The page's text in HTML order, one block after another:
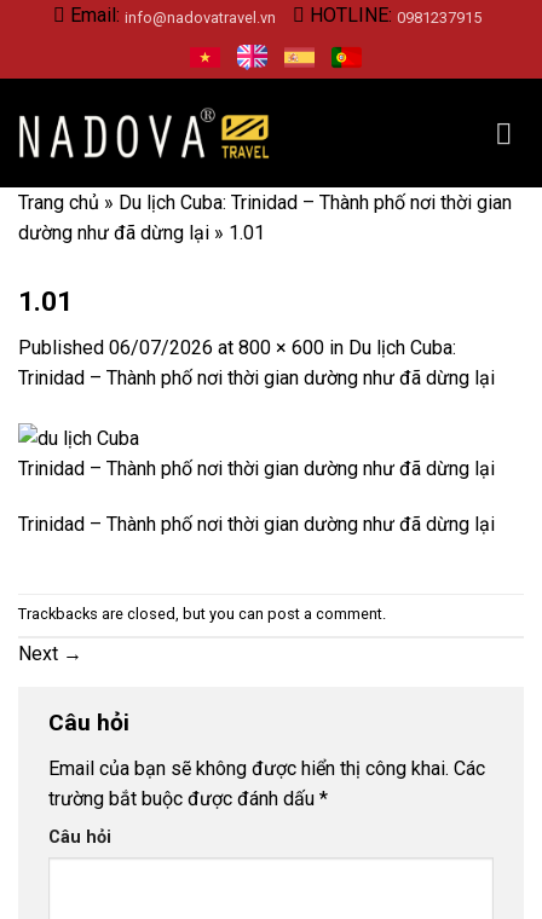
content
Email: info@nadovatravel.vn HOTLINE: 0981237915
Trang chủ » Du lịch Cuba: Trinidad – Thành phố nơi thời gian
dường như đã dừng lại » 1.01
1.01
Published 06/07/2026 at 800 × 600 in Du lịch Cuba:
Trinidad – Thành phố nơi thời gian dường như đã dừng lại
Trinidad – Thành phố nơi thời gian dường như đã dừng lại
Trinidad – Thành phố nơi thời gian dường như đã dừng lại
Trackbacks are closed, but you can post a comment.
Next →
Câu hỏi
Email của bạn sẽ không được hiển thị công khai. Các
trường bắt buộc được đánh dấu *
Câu hỏi